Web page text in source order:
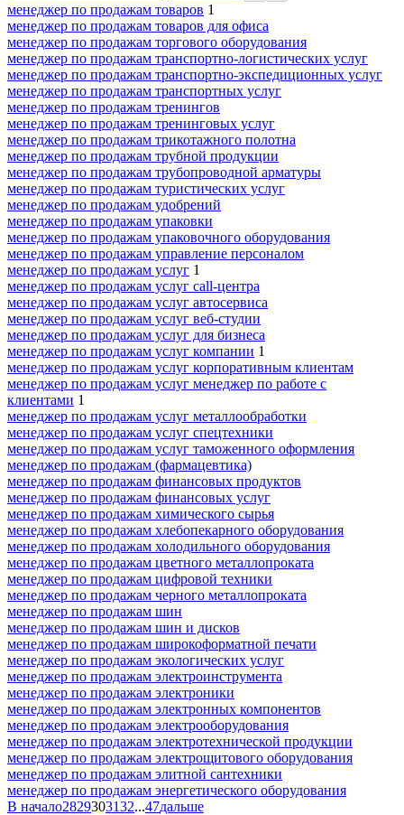
менеджер по продажам товаров 1
менеджер по продажам товаров для офиса
менеджер по продажам торгового оборудования
менеджер по продажам транспортно-логистических услуг
менеджер по продажам транспортно-экспедиционных услуг
менеджер по продажам транспортных услуг
менеджер по продажам тренингов
менеджер по продажам тренинговых услуг
менеджер по продажам трикотажного полотна
менеджер по продажам трубной продукции
менеджер по продажам трубопроводной арматуры
менеджер по продажам туристических услуг
менеджер по продажам удобрений
менеджер по продажам упаковки
менеджер по продажам упаковочного оборудования
менеджер по продажам управление персоналом
менеджер по продажам услуг 1
менеджер по продажам услуг call-центра
менеджер по продажам услуг автосервиса
менеджер по продажам услуг веб-студии
менеджер по продажам услуг для бизнеса
менеджер по продажам услуг компании 1
менеджер по продажам услуг корпоративным клиентам
менеджер по продажам услуг менеджер по работе с
клиентами 1
менеджер по продажам услуг металлообработки
менеджер по продажам услуг спецтехники
менеджер по продажам услуг таможенного оформления
менеджер по продажам (фармацевтика)
менеджер по продажам финансовых продуктов
менеджер по продажам финансовых услуг
менеджер по продажам химического сырья
менеджер по продажам хлебопекарного оборудования
менеджер по продажам холодильного оборудования
менеджер по продажам цветного металлопроката
менеджер по продажам цифровой техники
менеджер по продажам черного металлопроката
менеджер по продажам шин
менеджер по продажам шин и дисков
менеджер по продажам широкоформатной печати
менеджер по продажам экологических услуг
менеджер по продажам электроинструмента
менеджер по продажам электроники
менеджер по продажам электронных компонентов
менеджер по продажам электрооборудования
менеджер по продажам электротехнической продукции
менеджер по продажам электрощитового оборудования
менеджер по продажам элитной сантехники
менеджер по продажам энергетического оборудования
В начало2829303132...47дальше